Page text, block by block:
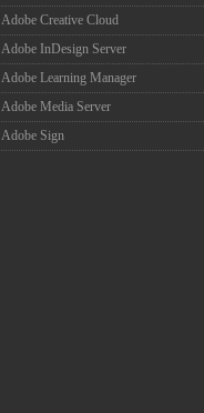
Adobe Creative Cloud
Adobe InDesign Server
Adobe Learning Manager
Adobe Media Server
Adobe Sign